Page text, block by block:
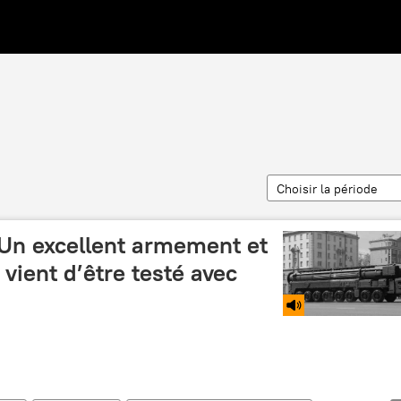
Choisir la période
excellent armement et
d’être testé avec